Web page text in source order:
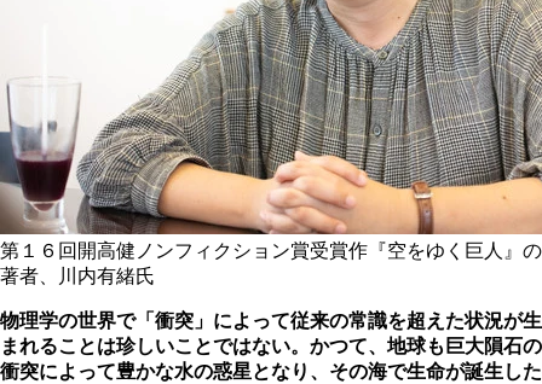
第１６回開高健ノンフィクション賞受賞作『空をゆく巨人』の
著者、川内有緒氏
物理学の世界で「衝突」によって従来の常識を超えた状況が生
まれることは珍しいことではない。かつて、地球も巨大隕石の
衝突によって豊かな水の惑星となり、その海で生命が誕生した